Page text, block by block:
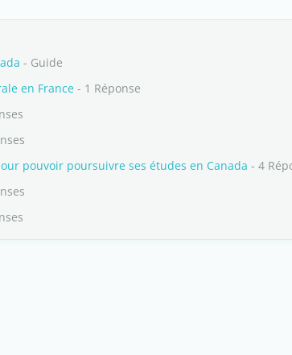
- Guide
en France - 1 Réponse
pouvoir poursuivre ses études en Canada - 4